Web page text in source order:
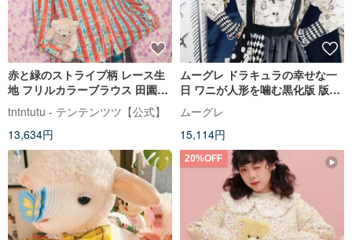
赤と緑のストライプ柄 レース生
地 フリルカラーブラウス 田園風
tntntutu - テンテンツツ【公式】
13,634円
ムーグレ ドラキュラの幸せな一
日 ワニが人形を噛む黒化版 版画
プリントシャツ
ムーグレ
15,114円
20%OFF